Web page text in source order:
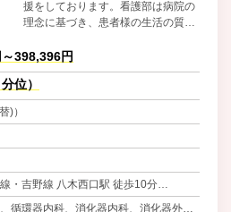
援をしております。看護部は病院の
理念に基づき、患者様の生活の質の
るよう、誠意ある看護を実践するた
め努力しています。適切な観察力と
誠実で丁寧な看護を提供できる人材
の育成を目指しラダーの活用など教
を尊重し「平成記念病院に入院して
な、地域に根差した病院を目指して
いきます。
398,396円
位）
)）
・吉野線 八木西口駅 徒歩10分
歩10分
循環器内科、消化器内科、消化器外